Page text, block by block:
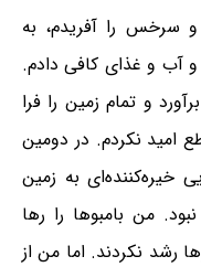
سرخس را آفریدم، به
و آب و غذای کافی دادم.
و تمام زمین را فرا
امید نکردم. در دومین
خیره‌کننده‌ای به زمین
من بامبو‌ها را رها
رشد نکردند. اما من از